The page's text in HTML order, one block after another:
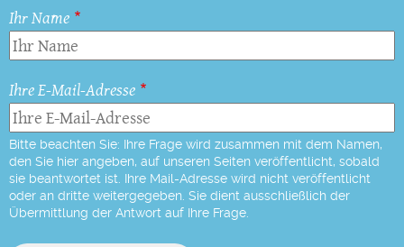
Ihr Name
Ihre E-Mail-Adresse
Bitte beachten Sie: Ihre Frage wird zusammen mit dem Namen,
den Sie hier angeben, auf unseren Seiten veröffentlicht, sobald
sie beantwortet ist. Ihre Mail-Adresse wird nicht veröffentlicht
oder an dritte weitergegeben. Sie dient ausschließlich der
Übermittlung der Antwort auf Ihre Frage.